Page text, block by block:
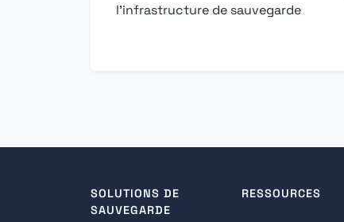
l'infrastructure de sauvegarde
SOLUTIONS DE
SAUVEGARDE
RESSOURCES